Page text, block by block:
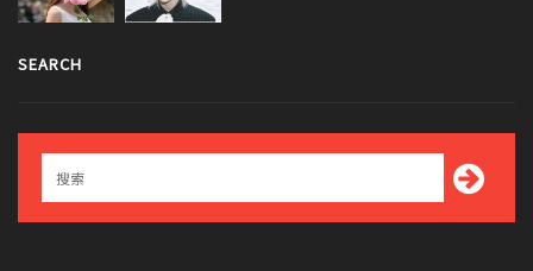
SEARCH